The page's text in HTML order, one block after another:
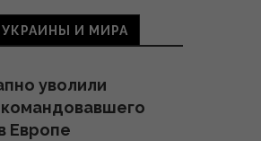
И МИРА
уволили
Европе